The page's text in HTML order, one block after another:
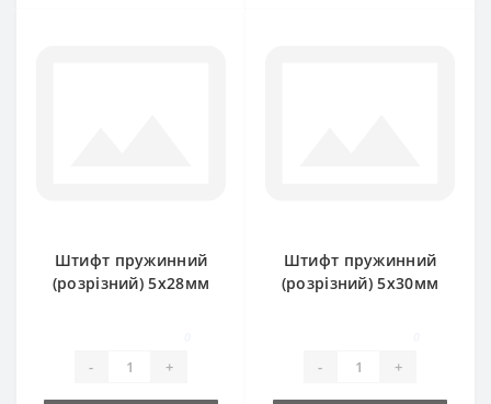
Штифт пружинний
(розрізний) 5х28мм
- +
Штифт пружинний
(розрізний) 5х30мм
- +